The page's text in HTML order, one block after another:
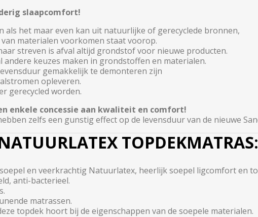
slaapcomfort!
het maar even kan uit natuurlijke of gerecyclede bronnen,
materialen voorkomen staat voorop.
streven is afval altijd grondstof voor nieuwe producten.
andere keuzes maken in grondstoffen en materialen.
gemakkelijk te demonteren zijn
opleveren.
gerecycled worden.
enkele concessie aan kwaliteit en comfort!
zelfs een gunstig effect op de levensduur van de nieuwe
TOPDEKMATRAS:
en veerkrachtig Natuurlatex, heerlijk soepel ligcomfort en
anti-bacterieel.
matrassen.
topdek hoort bij de eigenschappen van de soepele materialen.